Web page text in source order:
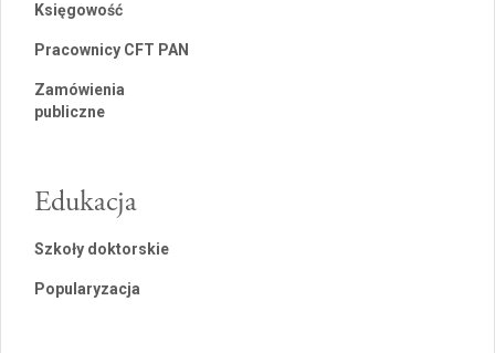
Księgowość
Pracownicy CFT PAN
Zamówienia
publiczne
Edukacja
Szkoły doktorskie
Popularyzacja